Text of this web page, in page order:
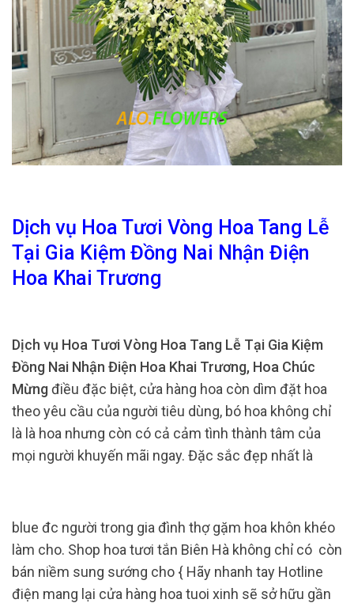
Dịch vụ Hoa Tươi Vòng Hoa Tang Lễ
Tại Gia Kiệm Đồng Nai Nhận Điện
Hoa Khai Trương
Dịch vụ Hoa Tươi Vòng Hoa Tang Lễ Tại Gia Kiệm
Đồng Nai Nhận Điện Hoa Khai Trương, Hoa Chúc
Mừngđiều đặc biệt, cửa hàng hoa còn dìm đặt hoa
theo yêu cầu của người tiêu dùng, bó hoa không chỉ
là là hoa nhưng còn có cả cảm tình thành tâm của
mọi người khuyến mãi ngay. Đặc sắc đẹp nhất là
blue đc người trong gia đình thợ gặm hoa khôn khéo
làm cho. Shop hoa tươi tắn Biên Hà không chỉ có còn
bán niềm sung sướng cho { Hãy nhanh tay Hotline
điện mang lại cửa hàng hoa tuoi xinh sẽ sở hữu gần